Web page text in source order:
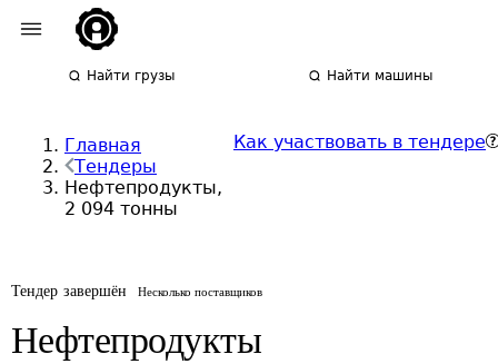
Найти грузы Найти машины
Главная
Тендеры
Нефтепродукты,
2 094 тонны
Как участвовать в тендере
Тендер завершён Несколько поставщиков
Нефтепродукты